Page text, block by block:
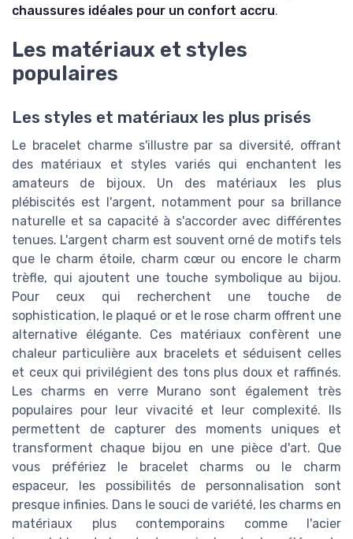
chaussures idéales pour un confort accru.
Les matériaux et styles
populaires
Les styles et matériaux les plus prisés
Le bracelet charme s'illustre par sa diversité, offrant
des matériaux et styles variés qui enchantent les
amateurs de bijoux. Un des matériaux les plus
plébiscités est l'argent, notamment pour sa brillance
naturelle et sa capacité à s'accorder avec différentes
tenues. L'argent charm est souvent orné de motifs tels
que le charm étoile, charm cœur ou encore le charm
trèfle, qui ajoutent une touche symbolique au bijou.
Pour ceux qui recherchent une touche de
sophistication, le plaqué or et le rose charm offrent une
alternative élégante. Ces matériaux confèrent une
chaleur particulière aux bracelets et séduisent celles
et ceux qui privilégient des tons plus doux et raffinés.
Les charms en verre Murano sont également très
populaires pour leur vivacité et leur complexité. Ils
permettent de capturer des moments uniques et
transforment chaque bijou en une pièce d'art. Que
vous préfériez le bracelet charms ou le charm
espaceur, les possibilités de personnalisation sont
presque infinies. Dans le souci de variété, les charms en
matériaux plus contemporains comme l'acier